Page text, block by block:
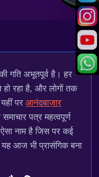
गति अभूतपूर्व है। हर
रहा है, और लोगों तक
पर आनंदबाजार
पत्र महत्वपूर्ण
नाम है जिस पर कई
यह आज भी प्रासंगिक बना